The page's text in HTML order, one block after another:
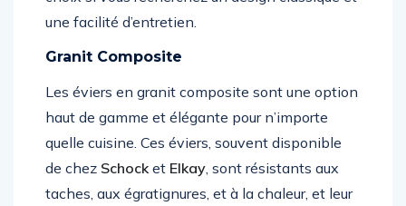
une facilité d’entretien.
Granit Composite
Les éviers en granit composite sont une option
haut de gamme et élégante pour n’importe
quelle cuisine. Ces éviers, souvent disponible
de chez Schocket Elkay, sont résistants aux
taches, aux égratignures, et à la chaleur, et leur